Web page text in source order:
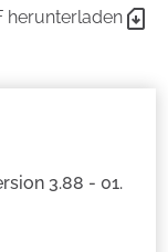
herunterladen
3.88 - 01.